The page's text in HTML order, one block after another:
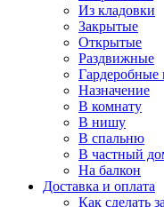
Из кладовки
Закрытые
Открытые
Раздвижные
Назначение
В комнату
В нишу
В спальню
В частный
На балкон
Доставка и оплата
Как сделать